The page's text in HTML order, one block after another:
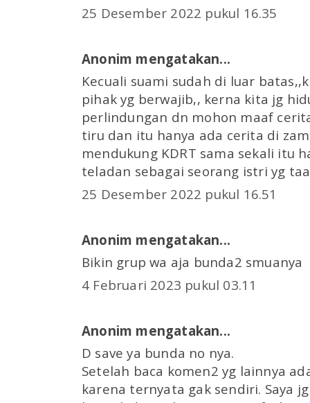
25 Desember 2022 pukul 16.35
Anonim mengatakan...
Kecuali suami sudah di luar
pihak yg berwajib,, kerna kita jg
perlindungan dn mohon maaf
tiru dan itu hanya ada cerita di
mendukung KDRT sama sekali itu
teladan sebagai seorang istri yg
25 Desember 2022 pukul 16.51
Anonim mengatakan...
Bikin grup wa aja bunda2 smuanya
4 Februari 2023 pukul 03.11
Anonim mengatakan...
D save ya bunda no nya.
Setelah baca komen2 yg lainnya
karena ternyata gak sendiri. Saya